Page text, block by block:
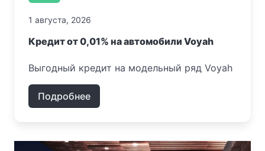
1 августа, 2026
Кредит от 0,01% на автомобили Voyah
Выгодный кредит на модельный ряд Voyah
Подробнее